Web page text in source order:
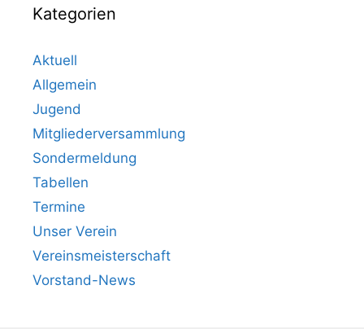
Kategorien
Aktuell
Allgemein
Jugend
Mitgliederversammlung
Sondermeldung
Tabellen
Termine
Unser Verein
Vereinsmeisterschaft
Vorstand-News